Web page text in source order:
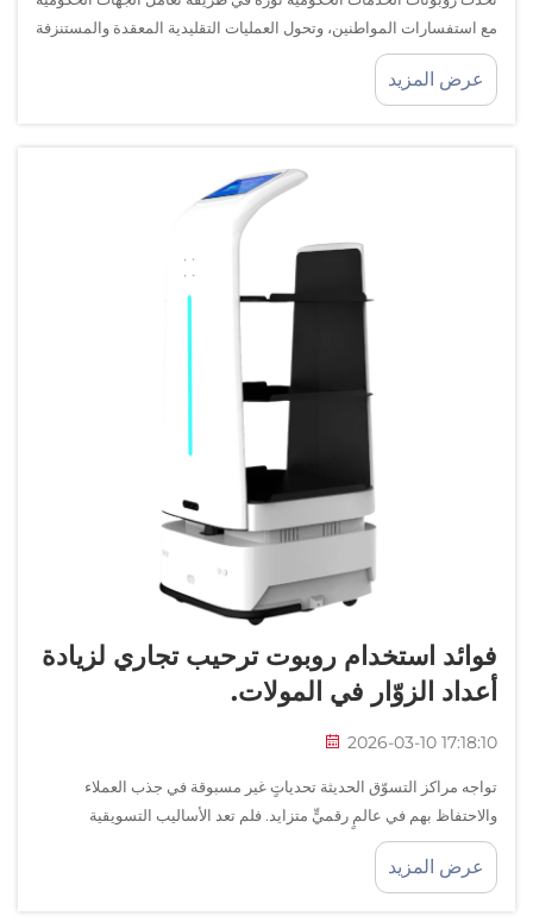
مع استفسارات المواطنين، وتحول العمليات التقليدية المعقدة والمستنزفة
للوقت إلى تفاعلات سلسة وفعّالة. وتؤدي هذه الأنظمة الآلية الذكية دور
أول نقطة اتصال...
عرض المزيد
فوائد استخدام روبوت ترحيب تجاري لزيادة
أعداد الزوّار في المولات.
2026-03-10 17:18:10
تواجه مراكز التسوّق الحديثة تحدياتٍ غير مسبوقة في جذب العملاء
والاحتفاظ بهم في عالمٍ رقميٍّ متزايد. فلم تعد الأساليب التسويقية
التقليدية والعروض الثابتة كافيةً لاستقطاب انتباه المستهلكين المتمرسين
تكنولوجيًّا الذين...
عرض المزيد